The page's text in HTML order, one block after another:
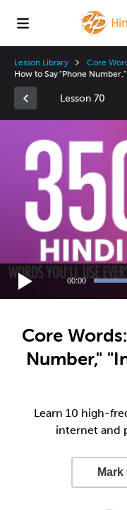
Lesson Library Core
How to Say "Phone
Lesson 70
00:00
Core
Number,"
Learn 10 high-
internet and